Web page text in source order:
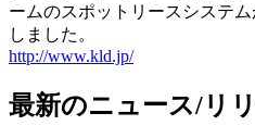
ームのスポットリースシステ
しました。
http://www.kld.jp/
最新のニュース/リ